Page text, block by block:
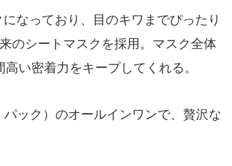
なっており、目のキワまでぴったり
のシートマスクを採用。マスク全体
い密着力をキープしてくれる。
ック）のオールインワンで、贅沢な